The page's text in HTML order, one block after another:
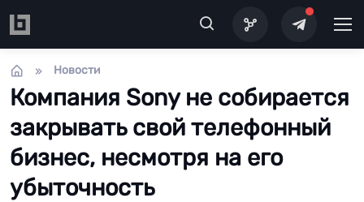
Новости
Компания Sony не собирается
закрывать свой телефонный
бизнес, несмотря на его
убыточность